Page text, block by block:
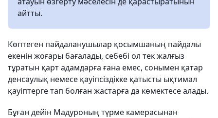
айтты.
Көптеген пайдаланушылар қосымшаның пайдалы
екенін жоғары бағалады, себебі ол тек жалғыз
тұратын қарт адамдарға ғана емес, сонымен қатар
денсаулық немесе қауіпсіздікке қатысты ықтимал
қауіптерге тап болған жастарға да көмектесе алады.
Бұған дейін Мадуроның түрме камерасынан